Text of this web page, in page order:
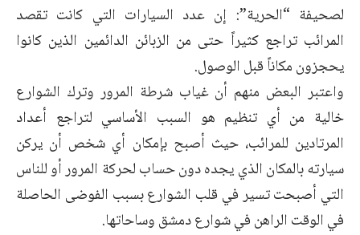
لصحيفة “الحرية”: إن عدد السيارات التي كانت تقصد
المرائب تراجع كثيراً حتى من الزبائن الدائمين الذين كانوا
يحجزون مكاناً قبل الوصول.
واعتبر البعض منهم أن غياب شرطة المرور وترك الشوارع
خالية من أي تنظيم هو السبب الأساسي لتراجع أعداد
المرتادين للمرائب، حيث أصبح بإمكان أي شخص أن يركن
سيارته بالمكان الذي يجده دون حساب لحركة المرور أو للناس
التي أصبحت تسير في قلب الشوارع بسبب الفوضى الحاصلة
في الوقت الراهن في شوارع دمشق وساحاتها.